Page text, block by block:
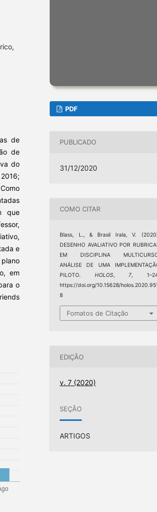
de
de
do
que
e
em
o
PDF
PUBLICADO
31/12/2020
COMO CITAR
Blass, L., & Brasil Irala, V.
DESENHO AVALIATIVO POR
EM DISCIPLINA
ANÁLISE DE UMA
PILOTO. HOLOS, 7 ,
https://doi.org/10.15628/
8
Fomatos de Citação
EDIÇÃO
v. 7 (2020)
SEÇÃO
ARTIGOS